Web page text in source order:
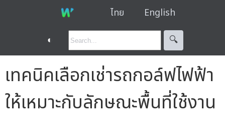
ไทย English
◐ 🔍︎
เทคนิคเลือกเช่ารถกอล์ฟไฟฟ้า
ให้เหมาะกับลักษณะพื้นที่ใช้งาน